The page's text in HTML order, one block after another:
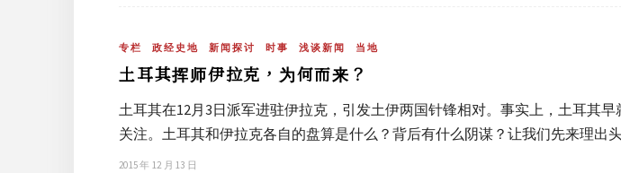
专栏 政经史地 新闻探讨 时事 浅谈新闻 当地
土耳其挥师伊拉克，为何而来？
土耳其在12月3日派军进驻伊拉克，引发土伊两国针锋相对。事实上，土耳其
关注。土耳其和伊拉克各自的盘算是什么？背后有什么阴谋？让我们先来理出
2015 年 12 月 13 日